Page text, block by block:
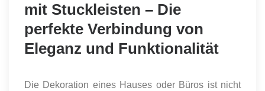
mit Stuckleisten – Die
perfekte Verbindung von
Eleganz und Funktionalität
Die Dekoration eines Hauses oder Büros ist nicht